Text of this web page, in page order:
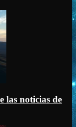
las noticias de